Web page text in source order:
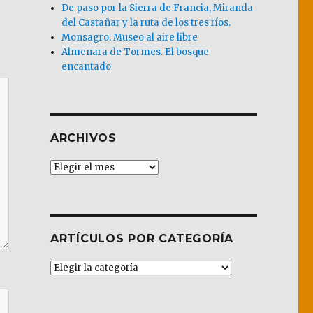
De paso por la Sierra de Francia, Miranda
del Castañar y la ruta de los tres ríos.
Monsagro. Museo al aire libre
Almenara de Tormes. El bosque
encantado
ARCHIVOS
Archivos
ARTÍCULOS POR CATEGORÍA
Artículos